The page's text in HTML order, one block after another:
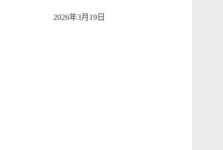
2026年3月19日